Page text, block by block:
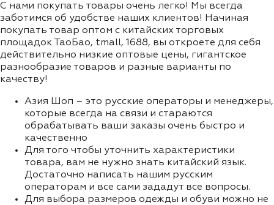
С нами покупать товары очень легко! Мы всегда
заботимся об удобстве наших клиентов! Начиная
покупать товар оптом с китайских торговых
площадок ТаоБао, tmall, 1688, вы откроете для себя
действительно низкие оптовые цены, гигантское
разнообразие товаров и разные варианты по
качеству!
Азия Шоп – это русские операторы и менеджеры,
которые всегда на связи и стараются
обрабатывать ваши заказы очень быстро и
качественно
Для того чтобы уточнить характеристики
товара, вам не нужно знать китайский язык.
Достаточно написать нашим русским
операторам и все сами зададут все вопросы.
Для выбора размеров одежды и обуви можно не